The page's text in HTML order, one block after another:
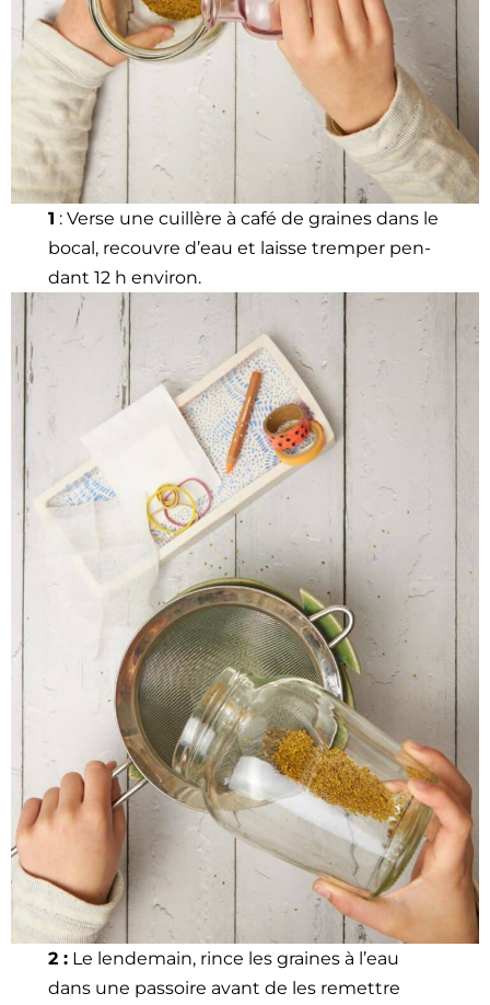
1 : Verse une cuil­lère à café de graines dans le
bocal, recou­vre d’eau et laisse trem­per pen­
dant 12 h env­i­ron.
2 : Le lende­main, rince les graines à l’eau
dans une pas­soire avant de les remet­tre